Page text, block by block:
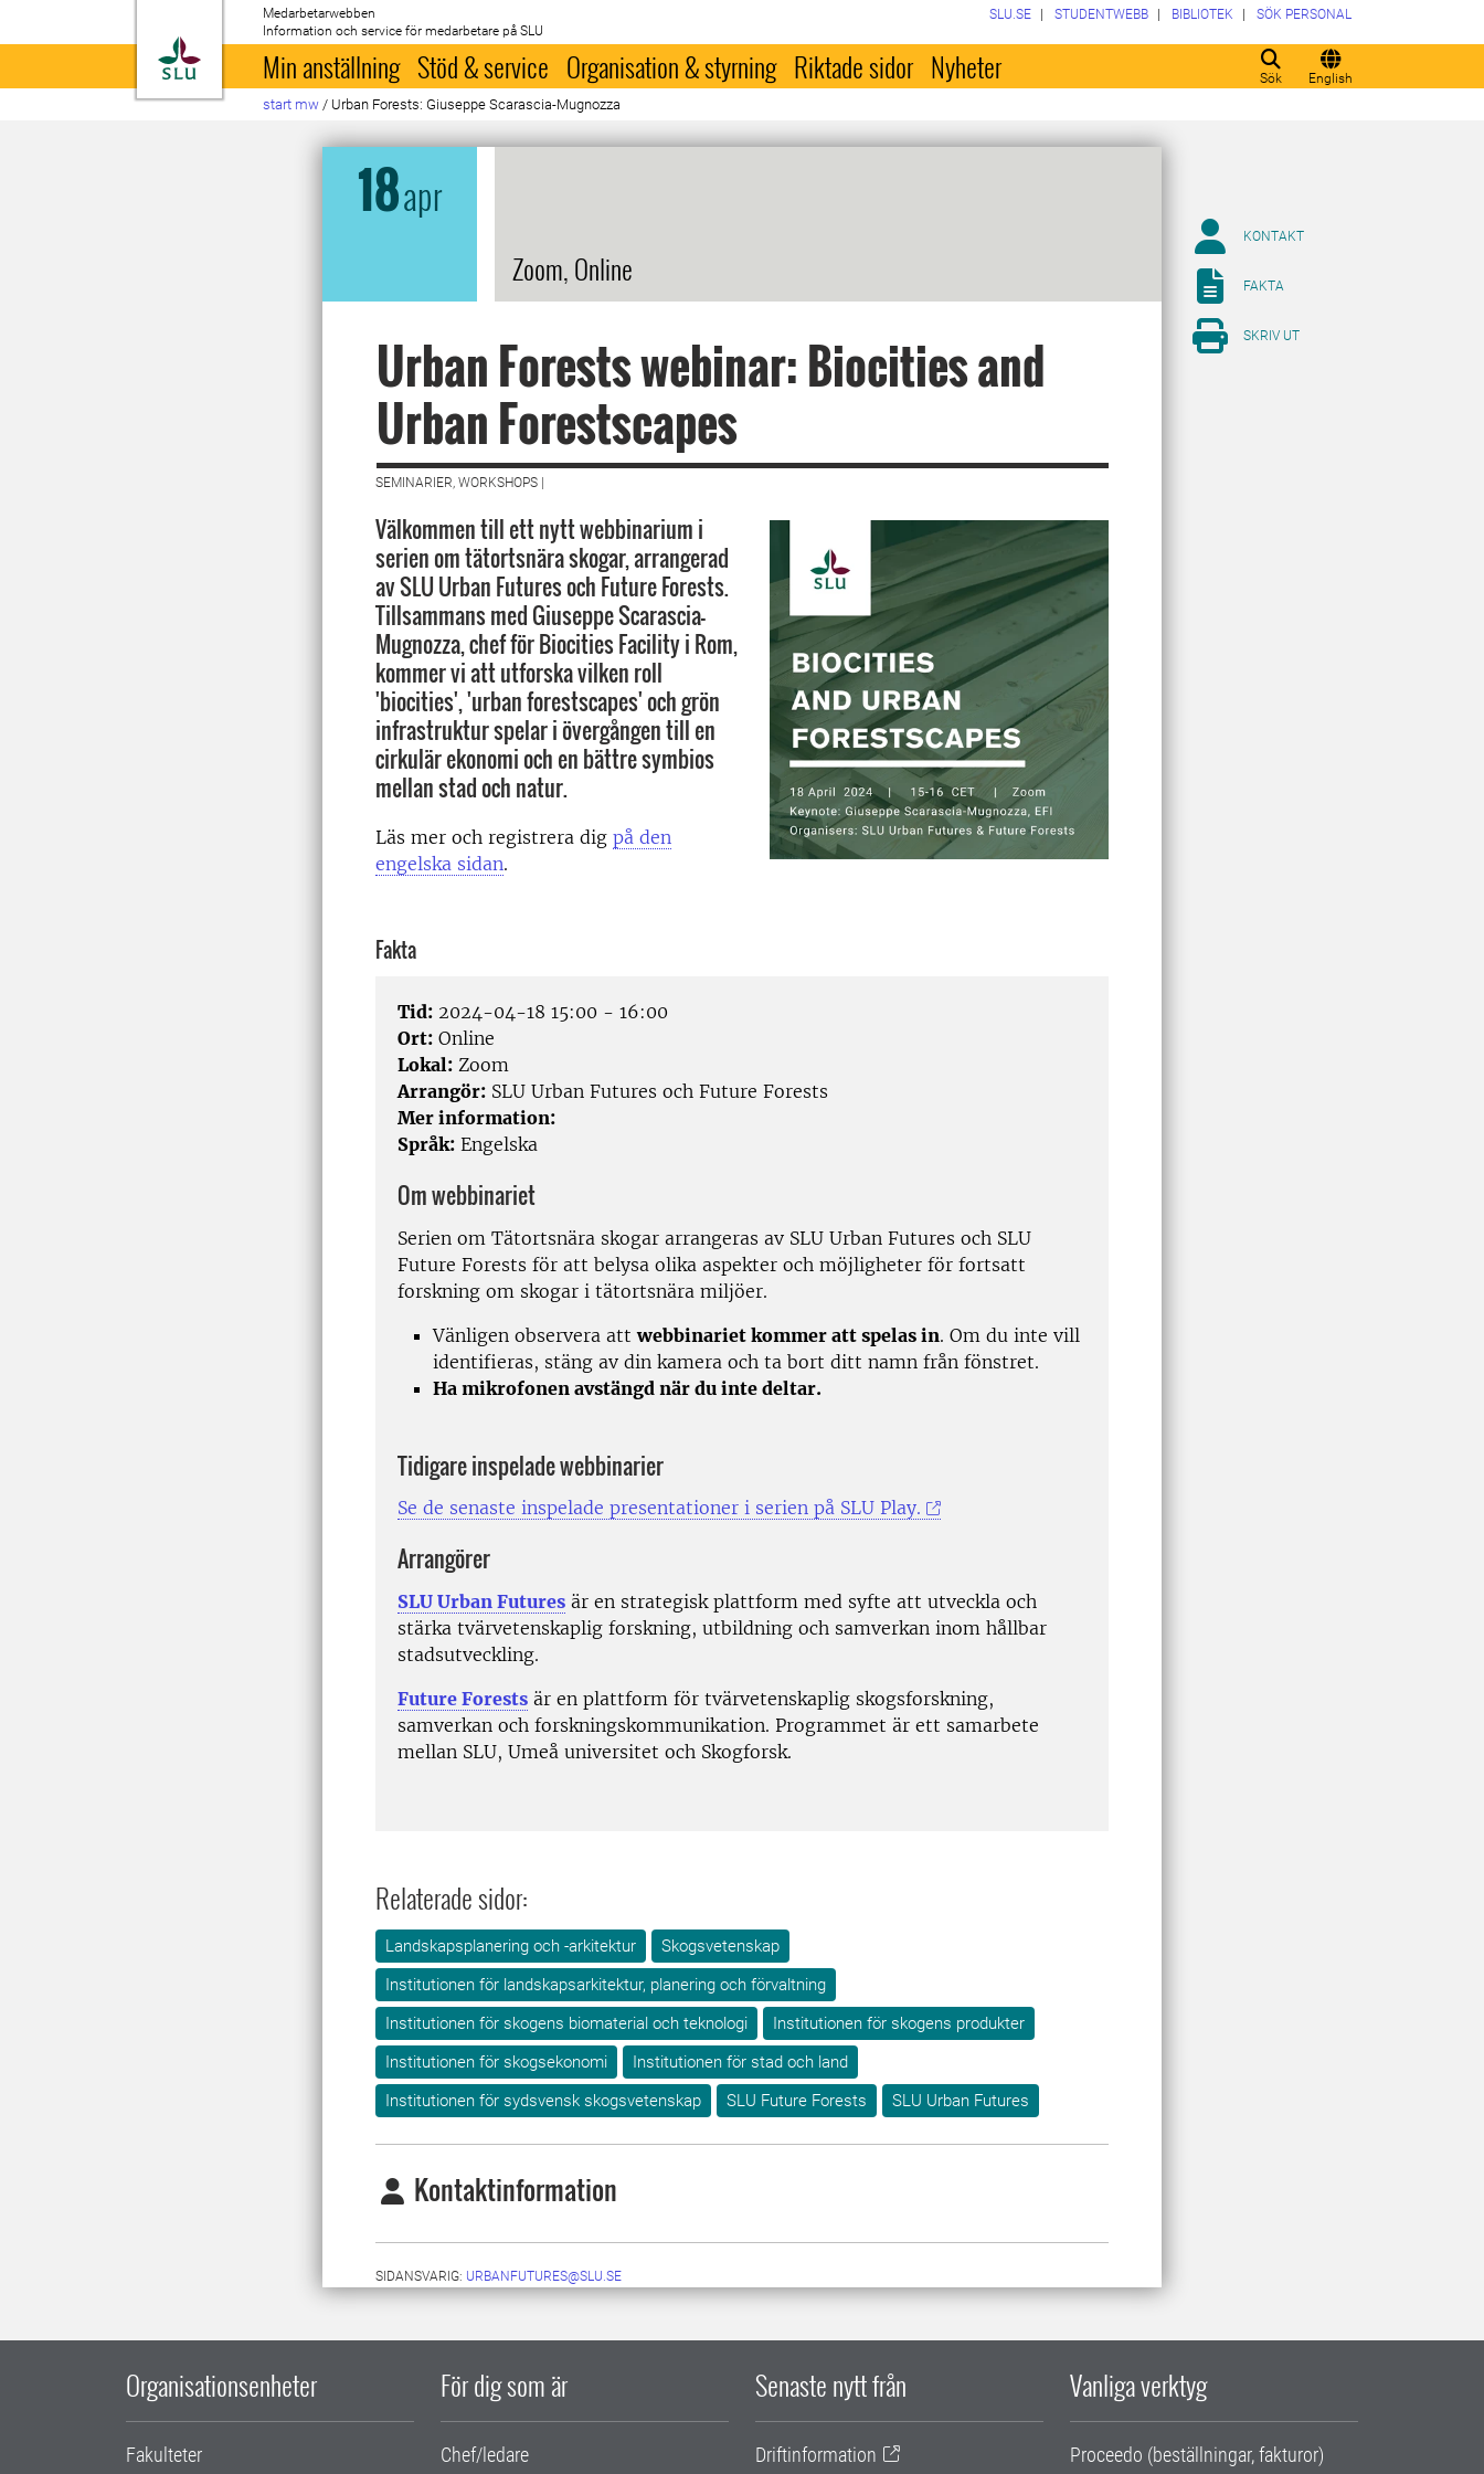
Till startsida
Medarbetarwebben
Information och service för medarbetare på SLU
Sök English
SLU.SE STUDENTWEBB BIBLIOTEK SÖK PERSONAL
Min anställning Stöd & service Organisation & styrning Riktade sidor Nyheter
start mw / Urban Forests: Giuseppe Scarascia-Mugnozza
18apr
Zoom, Online
Urban Forests webinar: Biocities and
Urban Forestscapes
SEMINARIER, WORKSHOPS |
Välkommen till ett nytt webbinarium i
serien om tätortsnära skogar, arrangerad
av SLU Urban Futures och Future Forests.
Tillsammans med Giuseppe Scarascia-
Mugnozza, chef för Biocities Facility i Rom,
kommer vi att utforska vilken roll
'biocities', 'urban forestscapes' och grön
infrastruktur spelar i övergången till en
cirkulär ekonomi och en bättre symbios
mellan stad och natur.
Läs mer och registrera dig på den
engelska sidan.
Fakta
Tid: 2024-04-18 15:00 - 16:00
Ort: Online
Lokal: Zoom
Arrangör: SLU Urban Futures och Future Forests
Mer information:
Språk: Engelska
Om webbinariet
Serien om Tätortsnära skogar arrangeras av SLU Urban Futures och SLU
Future Forests för att belysa olika aspekter och möjligheter för fortsatt
forskning om skogar i tätortsnära miljöer.
Vänligen observera attwebbinariet kommer att spelas in. Om du inte vill
identifieras, stäng av din kamera och ta bort ditt namn från fönstret.
Ha mikrofonen avstängd när du inte deltar.
Tidigare inspelade webbinarier
Se de senaste inspelade presentationer i serien på SLU Play.
Arrangörer
SLU Urban Futures är en strategisk plattform med syfte att utveckla och
stärka tvärvetenskaplig forskning, utbildning och samverkan inom hållbar
stadsutveckling.
Future Forests är en plattform för tvärvetenskaplig skogsforskning,
samverkan och forskningskommunikation. Programmet är ett samarbete
mellan SLU, Umeå universitet och Skogforsk.
Relaterade sidor:
Landskapsplanering och -arkitektur
Skogsvetenskap
Institutionen för landskapsarkitektur, planering och förvaltning
Institutionen för skogens biomaterial och teknologi
Institutionen för skogens produkter
Institutionen för skogsekonomi
Institutionen för stad och land
Institutionen för sydsvensk skogsvetenskap
SLU Future Forests SLU Urban Futures
Kontaktinformation
SIDANSVARIG: URBANFUTURES@SLU.SE
KONTAKT
FAKTA
SKRIV UT
Organisationsenheter
Fakulteter
För dig som är
Chef/ledare
Senaste nytt från
Driftinformation
Vanliga verktyg
Proceedo (beställningar, fakturor)